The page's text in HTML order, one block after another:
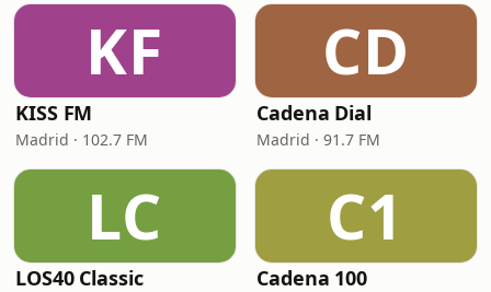
KF
KISS FM
Madrid · 102.7 FM
CD
Cadena Dial
Madrid · 91.7 FM
LC
LOS40 Classic
C1
Cadena 100